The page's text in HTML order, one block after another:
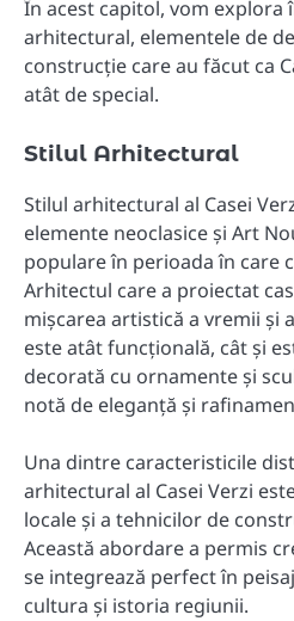
În acest capitol, vom explora
arhitectural, elementele de
construcție care au făcut ca
atât de special.
Stilul Arhitectural
Stilul arhitectural al Casei
elemente neoclasice și Art
populare în perioada în care
Arhitectul care a proiectat
mișcarea artistică a vremii și
este atât funcțională, cât și
decorată cu ornamente și
notă de eleganță și
Una dintre caracteristicile
arhitectural al Casei Verzi
locale și a tehnicilor de
Această abordare a permis
se integrează perfect în
cultura și istoria regiunii.